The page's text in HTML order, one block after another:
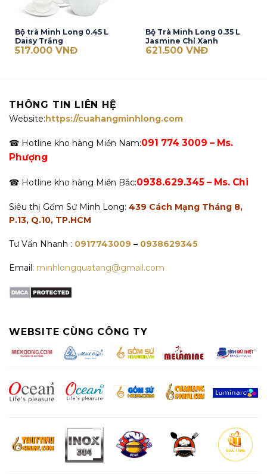
Bộ trà Minh Long 0.45 L
Daisy Trắng
517.000 VNĐ
Bộ Trà Minh Long 0.35 L
Jasmine Chỉ Xanh
621.500 VNĐ
THÔNG TIN LIÊN HỆ
Website:https://cuahangminhlong.com
☎ Hotline kho hàng Miền Nam:091 774 3009 – Ms.
Phượng
☎ Hotline kho hàng Miền Bắc:0938.629.345 – Ms. Chi
Siêu thị Gốm Sứ Minh Long: 439 Cách Mạng Tháng 8,
P.13, Q.10, TP.HCM
Tư Vấn Nhanh : 0917743009 – 0938629345
Email: minhlongquatang@gmail.com
WEBSITE CÙNG CÔNG TY